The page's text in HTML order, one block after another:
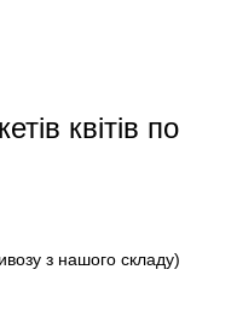
квітів по
з нашого складу)